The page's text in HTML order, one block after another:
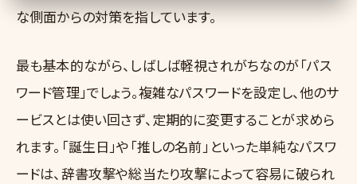
な側面からの対策を指しています。
最も基本的ながら、しばしば軽視されがちなのが「パス
ワード管理」でしょう。複雑なパスワードを設定し、他のサ
ービスとは使い回さず、定期的に変更することが求めら
れます。「誕生日」や「推しの名前」といった単純なパスワ
ードは、辞書攻撃や総当たり攻撃によって容易に破られ